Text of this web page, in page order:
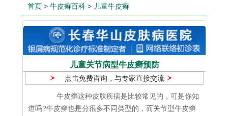
首页 > 牛皮癣百科 > 儿童牛皮癣
儿童关节病型牛皮癣预防
点击免费咨询，与专家直接交流
牛皮癣这种皮肤疾病是比较常见的，可是你知
道吗?牛皮癣也是分很多不同类型的，而关节型牛皮癣